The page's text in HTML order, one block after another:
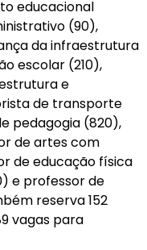
educacional
(90),
da infraestrutura
escolar (210),
e
de transporte
pedagogia (820),
de artes com
de educação física
e professor de
reserva 152
vagas para